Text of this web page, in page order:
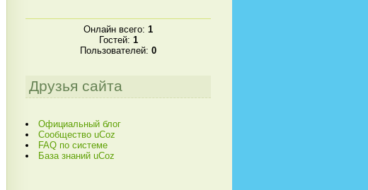
Онлайн всего: 1
Гостей: 1
Пользователей: 0
Друзья сайта
Официальный блог
Сообщество uCoz
FAQ по системе
База знаний uCoz